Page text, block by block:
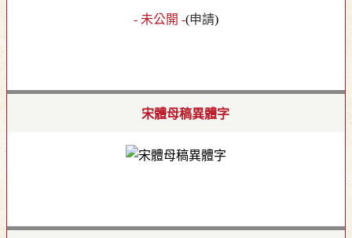
- 未公開 -(申請)
宋體母稿異體字